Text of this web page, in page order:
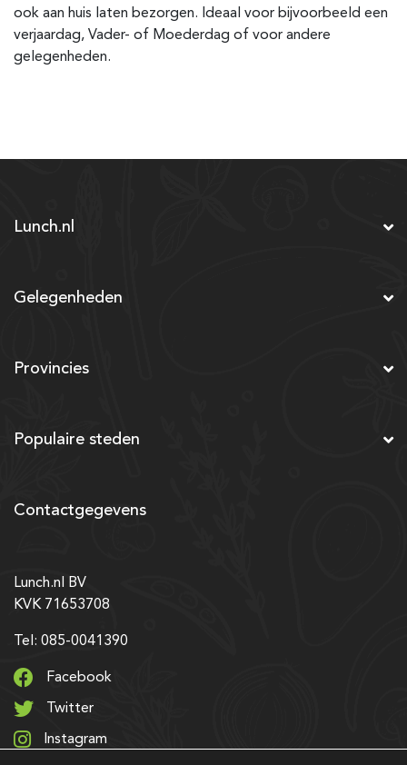
ook aan huis laten bezorgen. Ideaal voor bijvoorbeeld een
verjaardag, Vader- of Moederdag of voor andere
gelegenheden.
Lunch.nl
Gelegenheden
Provincies
Populaire steden
Contactgegevens
Lunch.nl BV
KVK 71653708
Tel: 085-0041390
Facebook
Twitter
Instagram